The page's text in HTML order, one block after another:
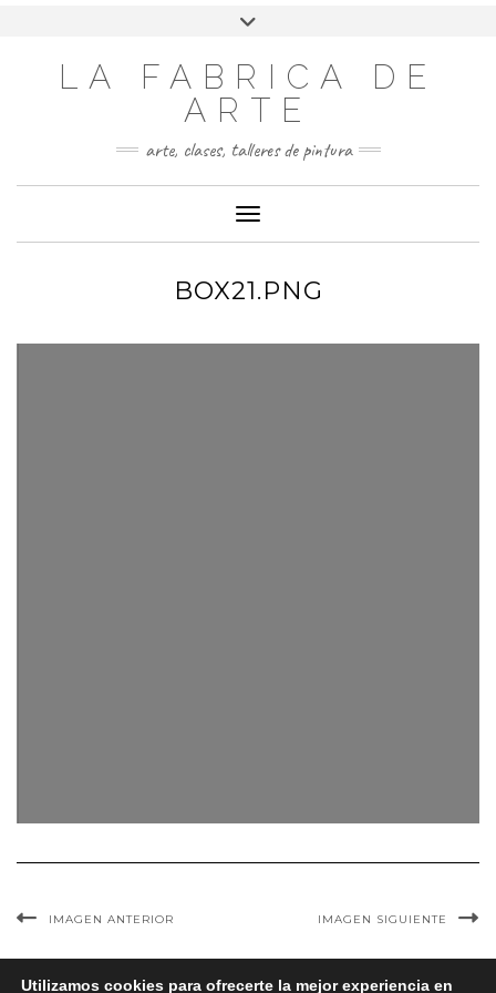
LA FABRICA DE
ARTE
arte, clases, talleres de pintura
Cambiar modo de navegación
BOX21.PNG
IMAGEN ANTERIOR IMAGEN SIGUIENTE
Utilizamos cookies para ofrecerte la mejor experiencia en